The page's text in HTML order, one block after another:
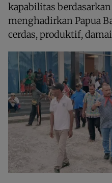
kapabilitas
menghadirkan Papua
cerdas, produktif,